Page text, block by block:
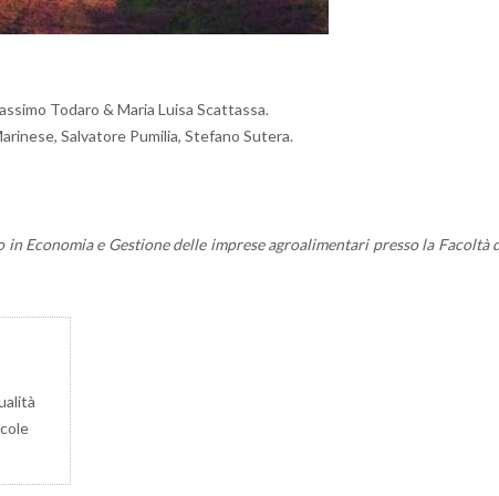
To­da­ro & Maria Luisa Scat­tas­sa.
Sal­va­to­re Pu­mi­lia, Ste­fa­no Su­te­ra.
Eco­no­mia e Ge­stio­ne delle im­pre­se agroa­li­men­ta­ri pres­so la Fa­col­tà